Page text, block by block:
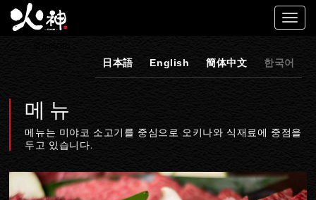
日本語 English 簡体中文 한국어
메뉴
메뉴는 미야코 소고기를 중심으로 오키나와 식재료에 중점을
두고 있습니다.